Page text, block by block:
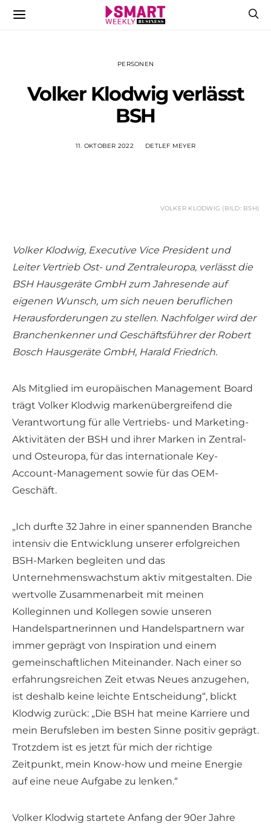
PERSONEN
Volker Klodwig verlässt
BSH
11. OKTOBER 2022 DETLEF MEYER
VOLKER KLODWIG (BILD: BSH)
Volker Klodwig, Executive Vice President und
Leiter Vertrieb Ost- und Zentraleuropa, verlässt die
BSH Hausgeräte GmbH zum Jahresende auf
eigenen Wunsch, um sich neuen beruflichen
Herausforderungen zu stellen. Nachfolger wird der
Branchenkenner und Geschäftsführer der Robert
Bosch Hausgeräte GmbH, Harald Friedrich.
Als Mitglied im europäischen Management Board
trägt Volker Klodwig markenübergreifend die
Verantwortung für alle Vertriebs- und Marketing-
Aktivitäten der BSH und ihrer Marken in Zentral-
und Osteuropa, für das internationale Key-
Account-Management sowie für das OEM-
Geschäft.
„Ich durfte 32 Jahre in einer spannenden Branche
intensiv die Entwicklung unserer erfolgreichen
BSH-Marken begleiten und das
Unternehmenswachstum aktiv mitgestalten. Die
wertvolle Zusammenarbeit mit meinen
Kolleginnen und Kollegen sowie unseren
Handelspartnerinnen und Handelspartnern war
immer geprägt von Inspiration und einem
gemeinschaftlichen Miteinander. Nach einer so
erfahrungsreichen Zeit etwas Neues anzugehen,
ist deshalb keine leichte Entscheidung“, blickt
Klodwig zurück: „Die BSH hat meine Karriere und
mein Berufsleben im besten Sinne positiv geprägt.
Trotzdem ist es jetzt für mich der richtige
Zeitpunkt, mein Know-how und meine Energie
auf eine neue Aufgabe zu lenken.“
Volker Klodwig startete Anfang der 90er Jahre